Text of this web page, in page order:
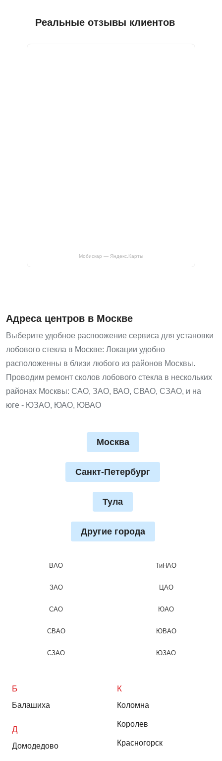
Реальные отзывы клиентов
Мобискар — Яндекс.Карты
Адреса центров в Москве
Выберите удобное распоожение сервиса для установки
лобового стекла в Москве: Локации удобно
расположенны в близи любого из районов Москвы.
Проводим ремонт сколов лобового стекла в нескольких
районах Москвы: САО, ЗАО, ВАО, СВАО, СЗАО, и на
юге - ЮЗАО, ЮАО, ЮВАО
Москва
Санкт-Петербург
Тула
Другие города
ВАО
ЗАО
САО
СВАО
СЗАО
ТиНАО
ЦАО
ЮАО
ЮВАО
ЮЗАО
Б
Балашиха
Д
Домодедово
К
Коломна
Королев
Красногорск